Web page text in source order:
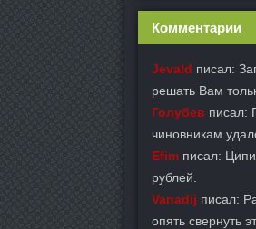
Комментарии
Jevald писал:
решать Вам
Голубев писал:
чиновникам
Efim писал:
рублей.
Vanadij писал:
опять свернуть